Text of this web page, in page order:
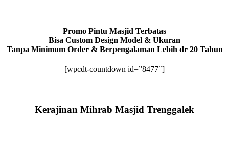
Promo Pintu Masjid Terbatas
Bisa Custom Design Model & Ukuran
Tanpa Minimum Order & Berpengalaman Lebih dr 20 Tahun
[wpcdt-countdown id=”8477″]
Kerajinan Mihrab Masjid Trenggalek